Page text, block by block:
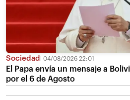
Sociedad 04/08/2026 22:01
El Papa envía un mensaje a
por el 6 de Agosto